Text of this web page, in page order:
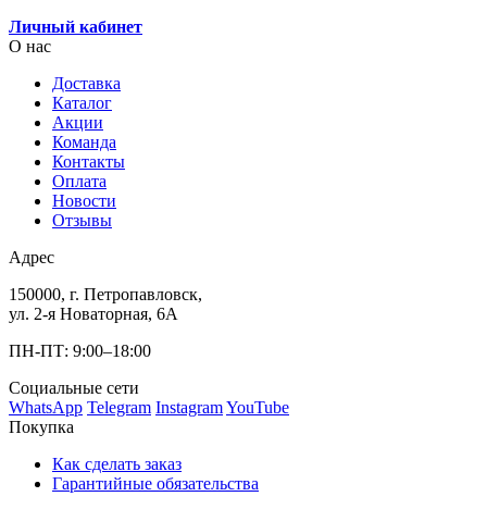
Личный кабинет
О нас
Доставка
Каталог
Акции
Команда
Контакты
Оплата
Новости
Отзывы
Адрес
150000, г. Петропавловск,
ул. 2-я Новаторная, 6А
ПН-ПТ: 9:00–18:00
Социальные сети
WhatsApp Telegram InstagramYouTube
Покупка
Как сделать заказ
Гарантийные обязательства